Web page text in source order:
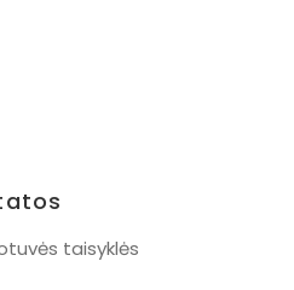
taisyklės